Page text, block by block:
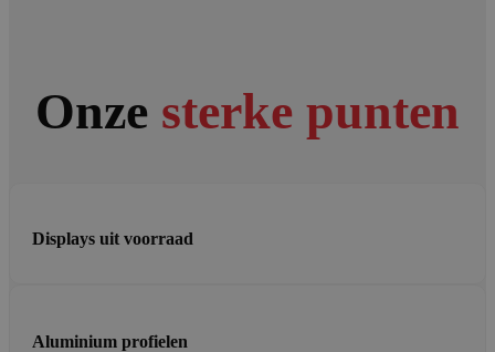
Onze sterke punten
Displays uit voorraad
Aluminium profielen